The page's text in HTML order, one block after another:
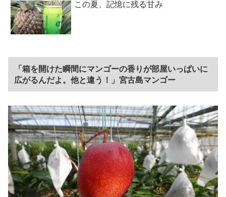
この夏、記憶に残る甘み
「箱を開けた瞬間にマンゴーの香りが部屋いっぱいに
広がるんだよ。他と違う！」宮古島マンゴー